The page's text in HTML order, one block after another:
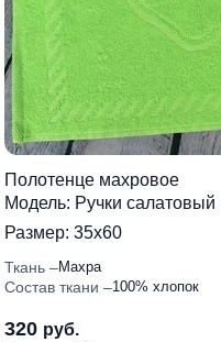
Полотенце махровое
Модель: Ручки салатовый
Размер: 35х60
Ткань Махра
Состав ткани 100% хлопок
320 руб.